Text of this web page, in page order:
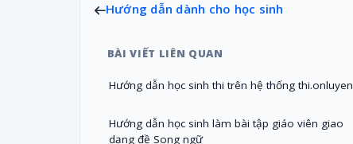
Hướng dẫn dành cho học sinh
BÀI VIẾT LIÊN QUAN
Hướng dẫn học sinh thi trên hệ thống
Hướng dẫn học sinh làm bài tập giáo viên giao
dạng đề Song ngữ